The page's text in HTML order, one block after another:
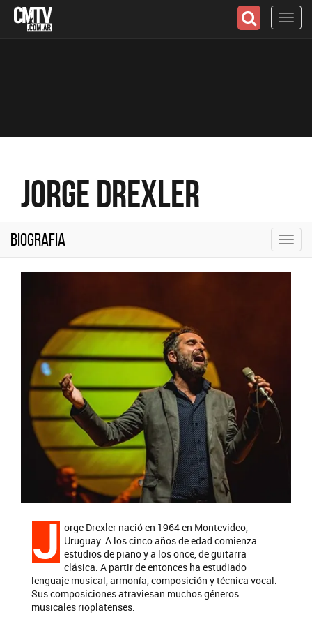
Jorge Drexler
Biografia
J orge Drexler nació en 1964 en Montevideo,
Uruguay. A los cinco años de edad comienza
estudios de piano y a los once, de guitarra
clásica. A partir de entonces ha estudiado
lenguaje musical, armonía, composición y técnica vocal.
Sus composiciones atraviesan muchos géneros
musicales rioplatenses.